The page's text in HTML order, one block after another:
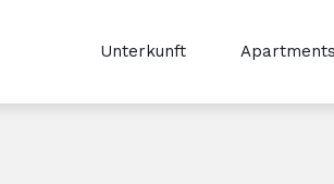
Unterkunft Apartments